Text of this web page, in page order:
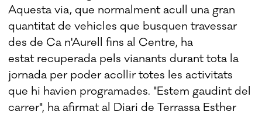
Aquesta via, que normalment acull una gran
quantitat de vehicles que busquen travessar
des de Ca n'Aurell fins al Centre, ha
estat recuperada pels vianants durant tota la
jornada per poder acollir totes les activitats
que hi havien programades. "Estem gaudint del
carrer", ha afirmat al Diari de Terrassa Esther